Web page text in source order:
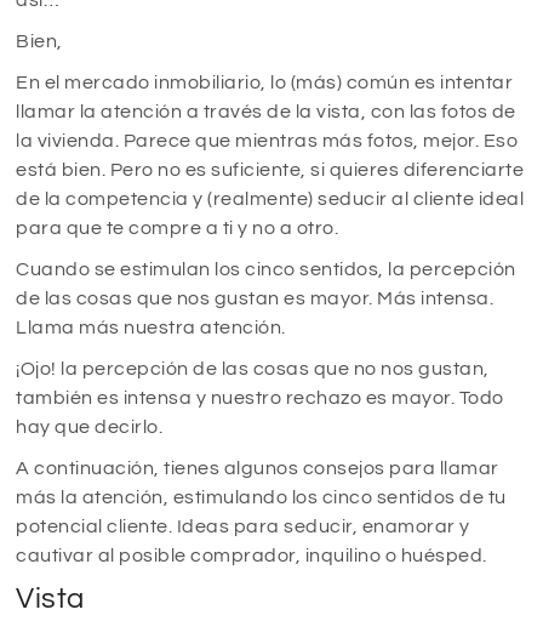
Bien,
En el mercado inmobiliario, lo (más) común es intentar
llamar la atención a través de la vista, con las fotos de
la vivienda. Parece que mientras más fotos, mejor. Eso
está bien. Pero no es suficiente, si quieres diferenciarte
de la competencia y (realmente) seducir al cliente ideal
para que te compre a ti y no a otro.
Cuando se estimulan los cinco sentidos, la percepción
de las cosas que nos gustan es mayor. Más intensa.
Llama más nuestra atención.
¡Ojo! la percepción de las cosas que no nos gustan,
también es intensa y nuestro rechazo es mayor. Todo
hay que decirlo.
A continuación, tienes algunos consejos para llamar
más la atención, estimulando los cinco sentidos de tu
potencial cliente. Ideas para seducir, enamorar y
cautivar al posible comprador, inquilino o huésped.
Vista